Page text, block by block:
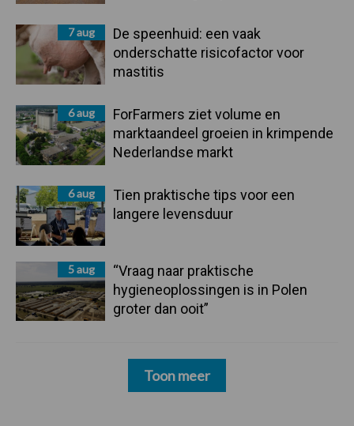
7 aug
De speenhuid: een vaak
onderschatte risicofactor voor
mastitis
6 aug
ForFarmers ziet volume en
marktaandeel groeien in krimpende
Nederlandse markt
6 aug
Tien praktische tips voor een
langere levensduur
5 aug
“Vraag naar praktische
hygieneoplossingen is in Polen
groter dan ooit”
Toon meer